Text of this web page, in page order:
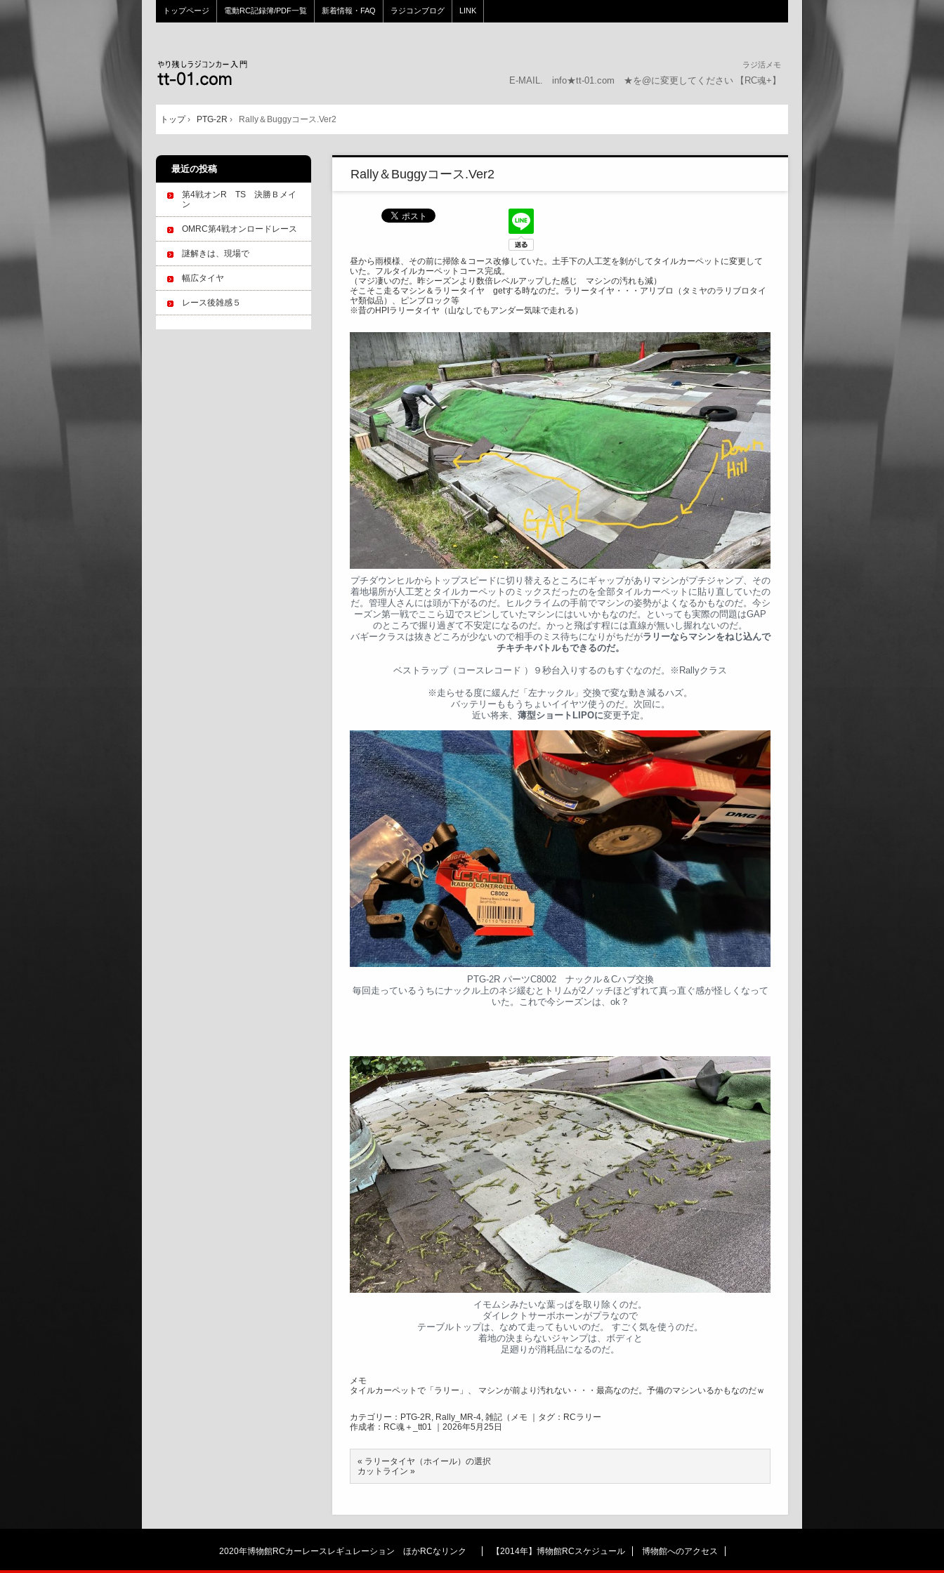
ラジ活メモ
E-MAIL. info★tt-01.com ★を@に変更してください 【RC魂+】
トップページ 電動RC記録簿/PDF一覧 新着情報・FAQ ラジコンブログ LINK
トップ› PTG-2R › Rally＆Buggyコース.Ver2
Rally＆Buggyコース.Ver2
昼から雨模様、その前に掃除＆コース改修していた。土手下の人工芝を剝がしてタイルカーペットに変更して
いた。フルタイルカーペットコース完成。
（マジ凄いのだ。昨シーズンより数倍レベルアップした感じ マシンの汚れも減）
そこそこ走るマシン＆ラリータイヤ getする時なのだ。ラリータイヤ・・・アリブロ（タミヤのラリブロタイ
ヤ類似品）、ピンブロック等
※昔のHPIラリータイヤ（山なしでもアンダー気味で走れる）
プチダウンヒルからトップスピードに切り替えるところにギャップがありマシンがプチジャンプ、その
着地場所が人工芝とタイルカーペットのミックスだったのを全部タイルカーペットに貼り直していたの
だ。管理人さんには頭が下がるのだ。ヒルクライムの手前でマシンの姿勢がよくなるかもなのだ。今シ
ーズン第一戦でここら辺でスピンしていたマシンにはいいかもなのだ。といっても実際の問題はGAP
のところで握り過ぎて不安定になるのだ。かっと飛ばす程には直線が無いし握れないのだ。
バギークラスは抜きどころが少ないので相手のミス待ちになりがちだがラリーならマシンをねじ込んで
チキチキバトルもできるのだ。
ベストラップ（コースレコード ）９秒台入りするのもすぐなのだ。※Rallyクラス
※走らせる度に緩んだ「左ナックル」交換で変な動き減るハズ。
バッテリーももうちょいイイヤツ使うのだ。次回に。
近い将来、 薄型ショートLIPOに変更予定。
PTG-2R パーツC8002 ナックル＆Cハブ交換
毎回走っているうちにナックル上のネジ緩むとトリムが2ノッチほどずれて真っ直ぐ感が怪しくなって
いた。これで今シーズンは、ok？
イモムシみたいな葉っぱを取り除くのだ。
ダイレクトサーボホーンがプラなので
テーブルトップは、なめて走ってもいいのだ。 すごく気を使うのだ。
着地の決まらないジャンプは、ボディと
足廻りが消耗品になるのだ。
メモ
タイルカーペットで「ラリー」、 マシンが前より汚れない・・・最高なのだ。予備のマシンいるかもなのだｗ
カテゴリー： PTG-2R, Rally_MR-4, 雑記（メモ ｜タグ： RCラリー
作成者：RC魂＋_tt01 ｜2026年5月25日
« ラリータイヤ（ホイール）の選択
カットライン »
最近の投稿
第4戦オンR TS 決勝Ｂメイ
ン
OMRC第4戦オンロードレース
謎解きは、現場で
幅広タイヤ
レース後雑感５
2020年博物館RCカーレースレギュレーション ほかRCなリンク 【2014年】博物館RCスケジュール 博物館へのアクセス